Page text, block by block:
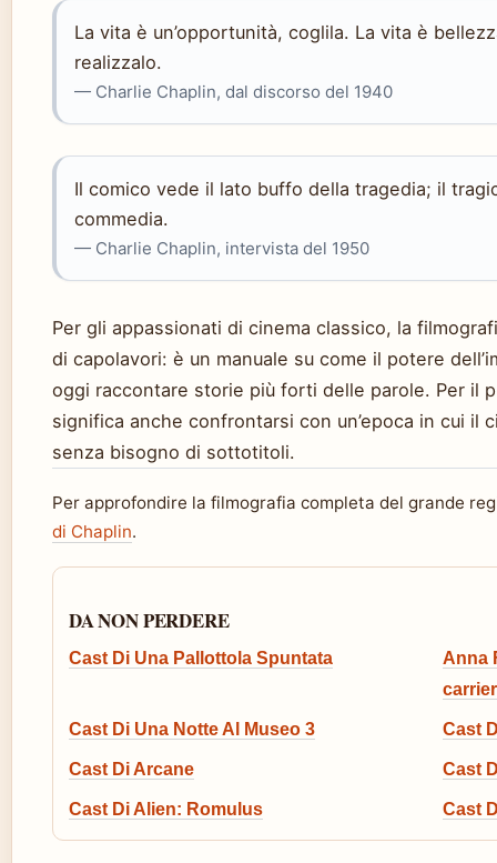
La vita è un’opportunità, coglila. La vita è
realizzalo.
— Charlie Chaplin, dal discorso del 1940
Il comico vede il lato buffo della tragedia; il
commedia.
— Charlie Chaplin, intervista del 1950
Per gli appassionati di cinema classico, la
di capolavori: è un manuale su come il potere
oggi raccontare storie più forti delle parole. Per il
significa anche confrontarsi con un’epoca in cui il
senza bisogno di sottotitoli.
Per approfondire la filmografia completa del grande
di Chaplin.
DA NON PERDERE
Cast Di Una Pallottola Spuntata
Anna
Cast Di Una Notte Al Museo 3 Cast
Cast Di Arcane Cast
Cast Di Alien: Romulus Cast